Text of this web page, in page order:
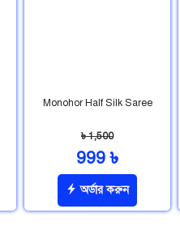
Monohor Half Silk Saree
৳ 1,500
999 ৳
অর্ডার করুন